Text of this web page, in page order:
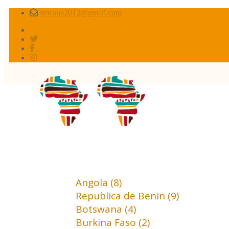
smeana2012@gmail.com
Angola (8)
Republica de Benin (9)
Botswana (4)
Burkina Faso (2)